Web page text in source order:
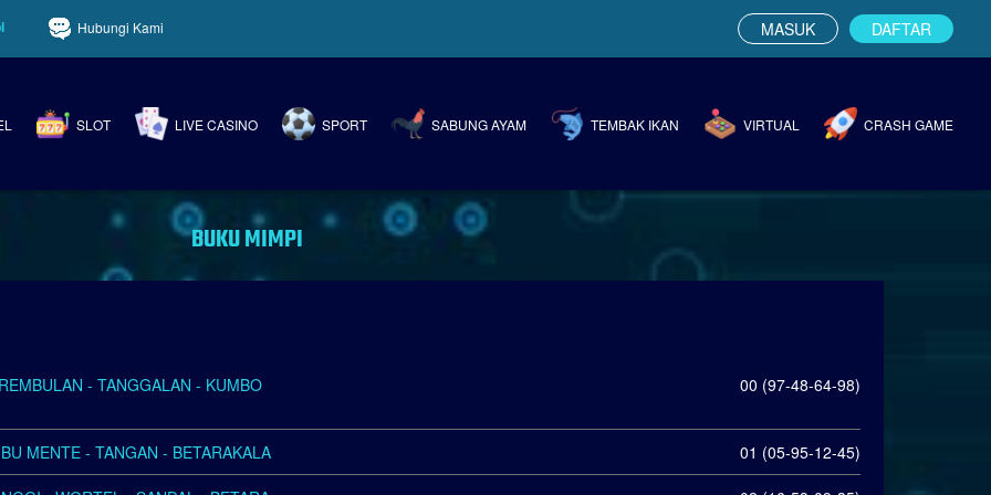
Hubungi Kami MASUK DAFTAR
SLOT LIVE CASINO SPORT SABUNG AYAM TEMBAK IKAN VIRTUAL CRASH GAME
BUKU MIMPI
- TANGGALAN - KUMBO 00 (97-48-64-98)
MENTE - TANGAN - BETARAKALA 01 (05-95-12-45)